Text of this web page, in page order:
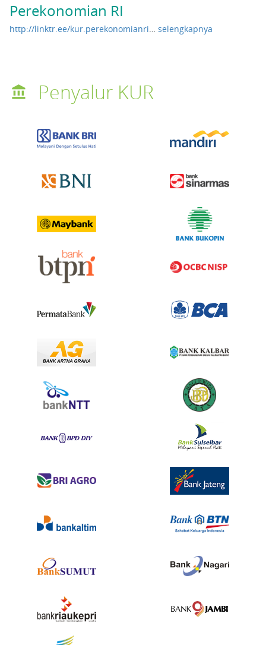
Perekonomian RI
http://linktr.ee/kur.perekonomianri… selengkapnya
account_balance Penyalur KUR